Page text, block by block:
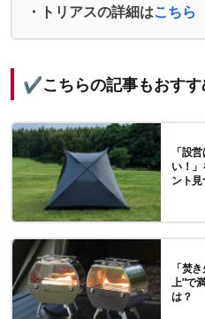
・トリアスの詳細はこちら
✔️こちらの記事もおす
「設
い！
ント
「焚
上”で
は？